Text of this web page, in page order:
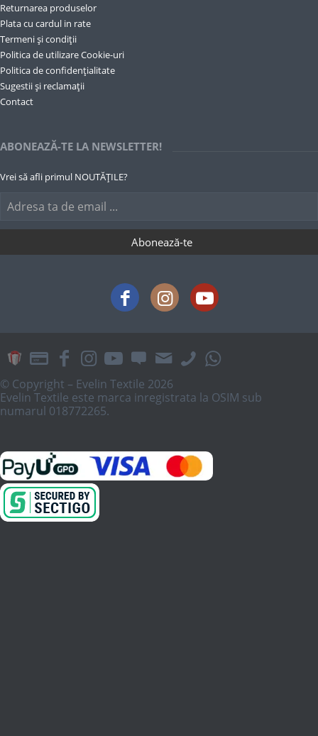
Returnarea produselor
Plata cu cardul in rate
Termeni și condiții
Politica de utilizare Cookie-uri
Politica de confidențialitate
Sugestii și reclamații
Contact
ABONEAZĂ-TE LA NEWSLETTER!
Vrei să afli primul NOUTĂȚILE?
© Copyright – Evelin Textile 2026
Evelin Textile este marca inregistrata la OSIM sub
numarul 018772265.